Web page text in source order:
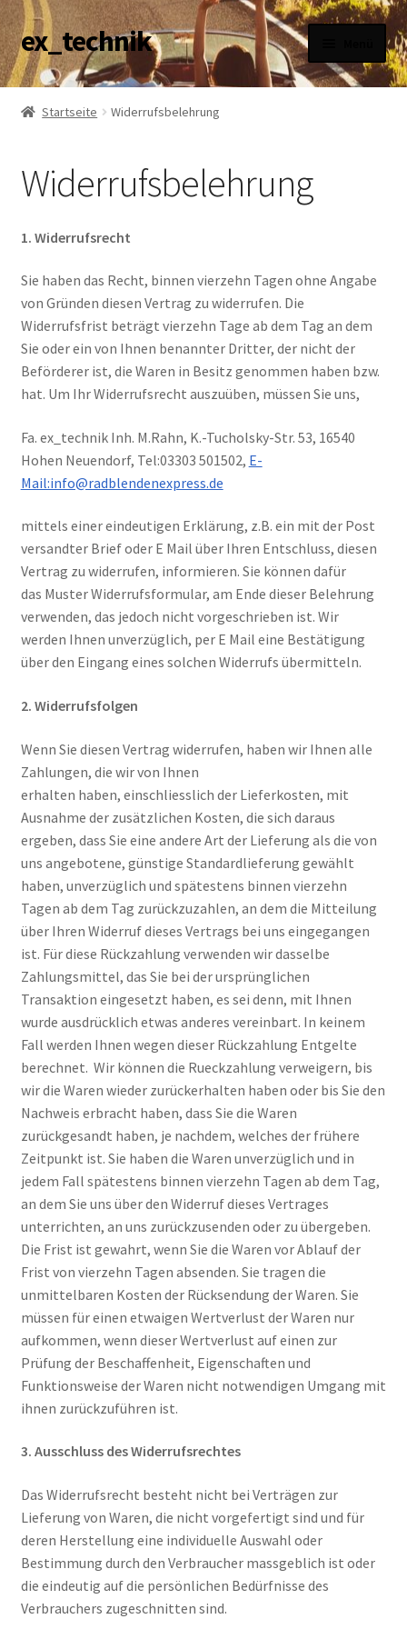
Zur
Navigation
springen
Zum
Inhalt
springen
ex_technik
AGB
Haftungsausschluss
Impressum
Versandarten
Widerrufsbelehrung
Zahlungsarten
Startseite Widerrufsbelehrung
Widerrufsbelehrung
1. Widerrufsrecht
Sie haben das Recht, binnen vierzehn Tagen ohne Angabe
von Gründen diesen Vertrag zu widerrufen. Die
Widerrufsfrist beträgt vierzehn Tage ab dem Tag an dem
Sie oder ein von Ihnen benannter Dritter, der nicht der
Beförderer ist, die Waren in Besitz genommen haben bzw.
hat. Um Ihr Widerrufsrecht auszuüben, müssen Sie uns,
Fa. ex_technik Inh. M.Rahn, K.-Tucholsky-Str. 53, 16540
Hohen Neuendorf, Tel:03303 501502, E-
Mail:info@radblendenexpress.de
mittels einer eindeutigen Erklärung, z.B. ein mit der Post
versandter Brief oder E Mail über Ihren Entschluss, diesen
Vertrag zu widerrufen, informieren. Sie können dafür
das Muster Widerrufsformular, am Ende dieser Belehrung
verwenden, das jedoch nicht vorgeschrieben ist. Wir
werden Ihnen unverzüglich, per E Mail eine Bestätigung
über den Eingang eines solchen Widerrufs übermitteln.
2. Widerrufsfolgen
Wenn Sie diesen Vertrag widerrufen, haben wir Ihnen alle
Zahlungen, die wir von Ihnen
erhalten haben, einschliesslich der Lieferkosten, mit
Ausnahme der zusätzlichen Kosten, die sich daraus
ergeben, dass Sie eine andere Art der Lieferung als die von
uns angebotene, günstige Standardlieferung gewählt
haben, unverzüglich und spätestens binnen vierzehn
Tagen ab dem Tag zurückzuzahlen, an dem die Mitteilung
über Ihren Widerruf dieses Vertrags bei uns eingegangen
ist. Für diese Rückzahlung verwenden wir dasselbe
Zahlungsmittel, das Sie bei der ursprünglichen
Transaktion eingesetzt haben, es sei denn, mit Ihnen
wurde ausdrücklich etwas anderes vereinbart. In keinem
Fall werden Ihnen wegen dieser Rückzahlung Entgelte
berechnet. Wir können die Rueckzahlung verweigern, bis
wir die Waren wieder zurückerhalten haben oder bis Sie den
Nachweis erbracht haben, dass Sie die Waren
zurückgesandt haben, je nachdem, welches der frühere
Zeitpunkt ist. Sie haben die Waren unverzüglich und in
jedem Fall spätestens binnen vierzehn Tagen ab dem Tag,
an dem Sie uns über den Widerruf dieses Vertrages
unterrichten, an uns zurückzusenden oder zu übergeben.
Die Frist ist gewahrt, wenn Sie die Waren vor Ablauf der
Frist von vierzehn Tagen absenden. Sie tragen die
unmittelbaren Kosten der Rücksendung der Waren. Sie
müssen für einen etwaigen Wertverlust der Waren nur
aufkommen, wenn dieser Wertverlust auf einen zur
Prüfung der Beschaffenheit, Eigenschaften und
Funktionsweise der Waren nicht notwendigen Umgang mit
ihnen zurückzuführen ist.
3. Ausschluss des Widerrufsrechtes
Das Widerrufsrecht besteht nicht bei Verträgen zur
Lieferung von Waren, die nicht vorgefertigt sind und für
deren Herstellung eine individuelle Auswahl oder
Bestimmung durch den Verbraucher massgeblich ist oder
die eindeutig auf die persönlichen Bedürfnisse des
Verbrauchers zugeschnitten sind.